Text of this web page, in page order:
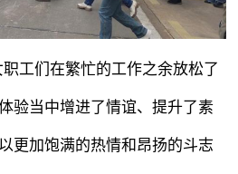
工们在繁忙的工作之余放松了
验当中增进了情谊、提升了素
更加饱满的热情和昂扬的斗志